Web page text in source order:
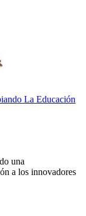
La Educación
una
a los innovadores